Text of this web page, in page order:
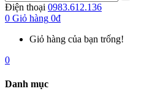
Điện thoại 0983.612.136
0 Giỏ hàng 0đ
Giỏ hàng của bạn trống!
0
Danh mục